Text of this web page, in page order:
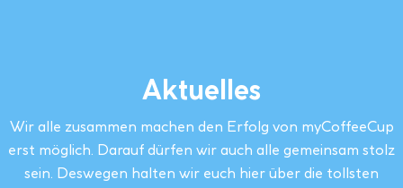
Aktuelles
Wir alle zusammen machen den Erfolg von myCoffeeCup
erst möglich. Darauf dürfen wir auch alle gemeinsam stolz
sein. Deswegen halten wir euch hier über die tollsten